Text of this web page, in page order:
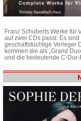
Franz Schuberts Werke für
auf zwei CDs passt. Es
geschäftstüchtige Verleger
kommen die als „Grand
und die bedeutende C-Dur-